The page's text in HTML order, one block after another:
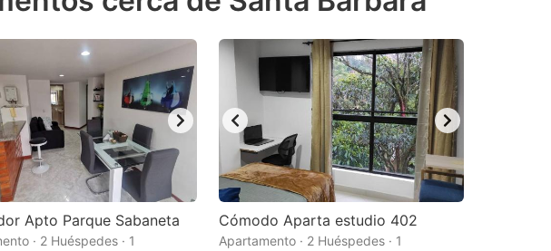
Apto Parque Sabaneta
· 2 Huéspedes · 1
Cómodo Aparta estudio 402
Apartamento · 2 Huéspedes · 1